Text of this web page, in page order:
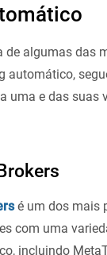
de algumas das
automático,
uma e das suas
é um dos mais
com uma
incluindo